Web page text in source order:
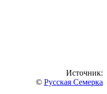
Источник:
© Русская Семерка